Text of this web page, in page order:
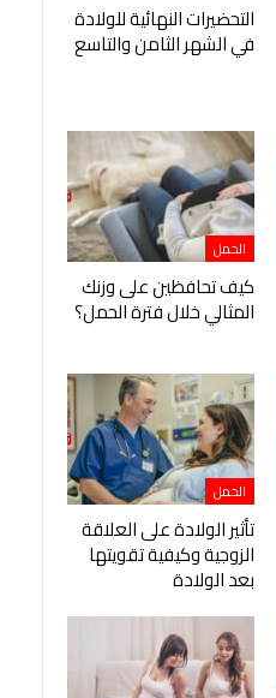
التحضيرات النهائية للولادة
في الشهر الثامن والتاسع
الحمل
كيف تحافظين على وزنك
المثالي خلال فترة الحمل؟
الحمل
تأثير الولادة على العلاقة
الزوجية وكيفية تقويتها
بعد الولادة